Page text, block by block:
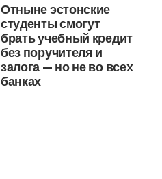
Отныне эстонские
студенты смогут
брать учебный кредит
без поручителя и
залога — но не во всех
банках